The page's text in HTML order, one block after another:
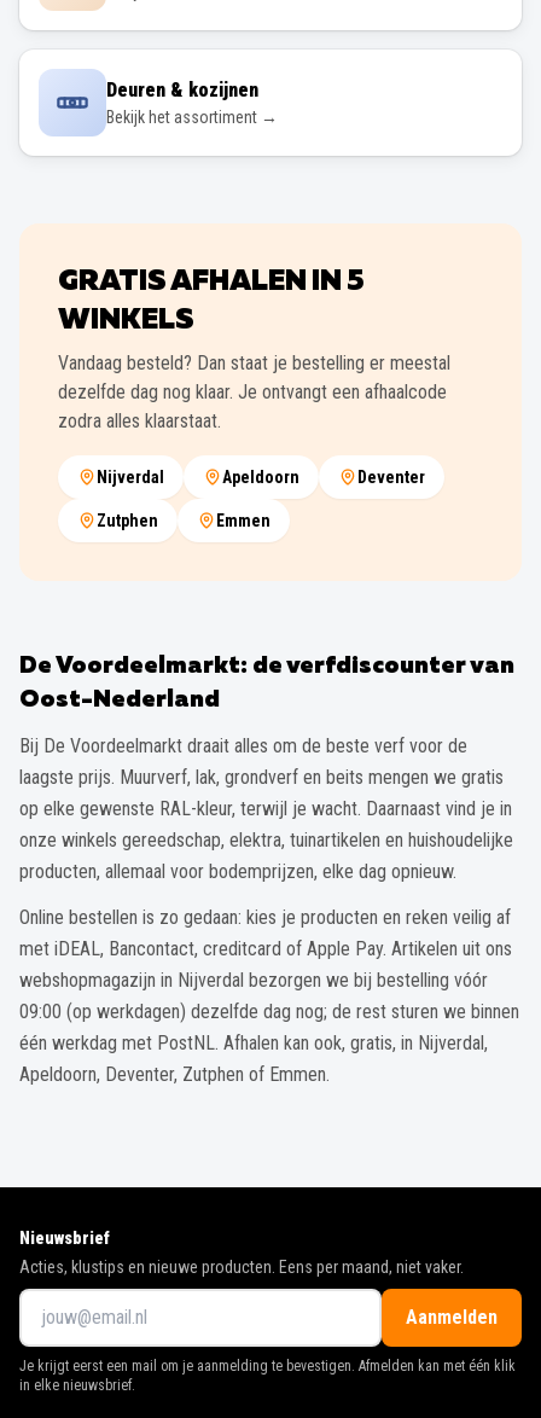
Deuren & kozijnen
Bekijk het assortiment →
GRATIS AFHALEN IN 5
WINKELS
Vandaag besteld? Dan staat je bestelling er meestal
dezelfde dag nog klaar. Je ontvangt een afhaalcode
zodra alles klaarstaat.
Nijverdal Apeldoorn Deventer
Zutphen Emmen
De Voordeelmarkt: de verfdiscounter van
Oost-Nederland
Bij De Voordeelmarkt draait alles om de beste verf voor de
laagste prijs. Muurverf, lak, grondverf en beits mengen we gratis
op elke gewenste RAL-kleur, terwijl je wacht. Daarnaast vind je in
onze winkels gereedschap, elektra, tuinartikelen en huishoudelijke
producten, allemaal voor bodemprijzen, elke dag opnieuw.
Online bestellen is zo gedaan: kies je producten en reken veilig af
met iDEAL, Bancontact, creditcard of Apple Pay. Artikelen uit ons
webshopmagazijn in Nijverdal bezorgen we bij bestelling vóór
09:00 (op werkdagen) dezelfde dag nog; de rest sturen we binnen
één werkdag met PostNL. Afhalen kan ook, gratis, in Nijverdal,
Apeldoorn, Deventer, Zutphen of Emmen.
Nieuwsbrief
Acties, klustips en nieuwe producten. Eens per maand, niet vaker.
Aanmelden
Je krijgt eerst een mail om je aanmelding te bevestigen. Afmelden kan met één klik
in elke nieuwsbrief.